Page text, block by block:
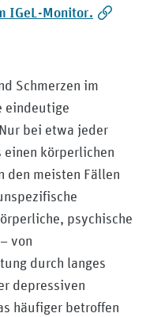
IGeL-Monitor.
Schmerzen im
eindeutige
bei etwa jeder
körperlichen
den meisten Fällen
psychische
von
durch langes
depressiven
häufiger betroffen